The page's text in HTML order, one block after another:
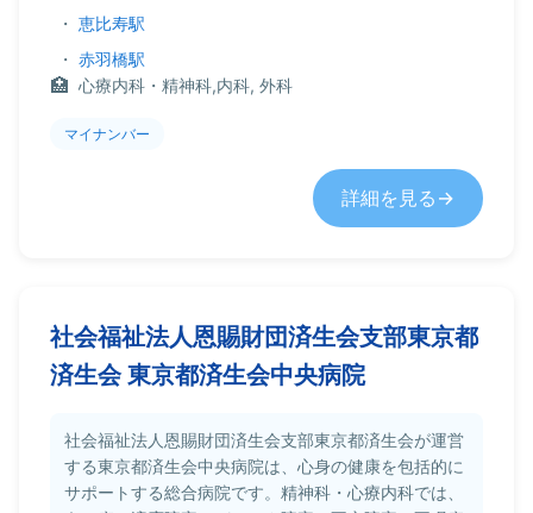
・ 恵比寿駅
・ 赤羽橋駅
心療内科・精神科,内科, 外科
マイナンバー
詳細を見る
社会福祉法人恩賜財団済生会支部東京都
済生会 東京都済生会中央病院
社会福祉法人恩賜財団済生会支部東京都済生会が運営
する東京都済生会中央病院は、心身の健康を包括的に
サポートする総合病院です。精神科・心療内科では、